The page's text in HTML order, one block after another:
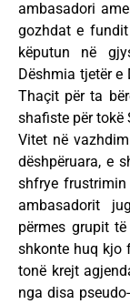
ambasadori
gozhdat e
këputun në
Dëshmia tjetër e
Thaçit për ta
shafiste për tokë
Vitet në
dëshpëruara, e
shfrye
ambasadorit
përmes grupit të
shkonte huq kjo
tonë krejt
nga disa